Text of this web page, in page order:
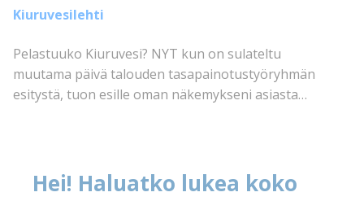
Kiuruvesilehti
Pelastuuko Kiuruvesi? NYT kun on sulateltu
muutama päivä talouden tasapainotustyöryhmän
esitystä, tuon esille oman näkemykseni asiasta…
Hei! Haluatko lukea koko